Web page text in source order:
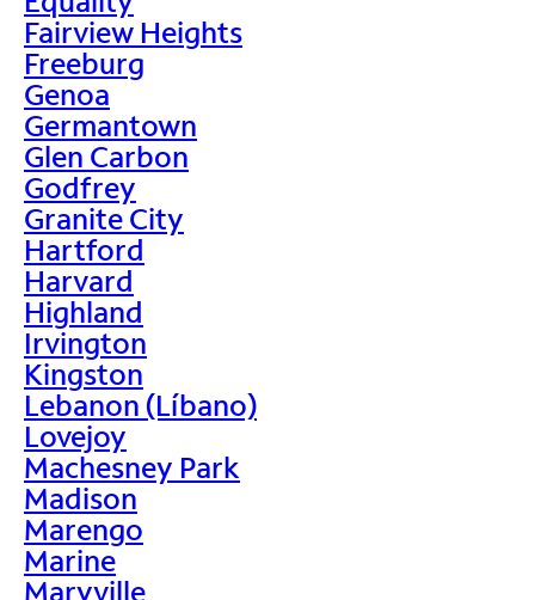
Fairview Heights
Freeburg
Genoa
Germantown
Glen Carbon
Godfrey
Granite City
Hartford
Harvard
Highland
Irvington
Kingston
Lebanon (Líbano)
Lovejoy
Machesney Park
Madison
Marengo
Marine
Maryville